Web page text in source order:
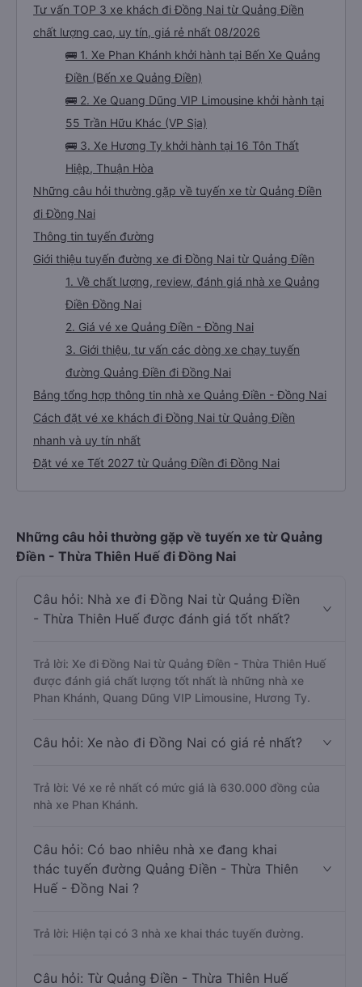
Tư vấn TOP 3 xe khách đi Đồng Nai từ Quảng Điền
chất lượng cao, uy tín, giá rẻ nhất 08/2026
🚌 1. Xe Phan Khánh khởi hành tại Bến Xe Quảng
Điền (Bến xe Quảng Điền)
🚌 2. Xe Quang Dũng VIP Limousine khởi hành tại
55 Trần Hữu Khác (VP Sịa)
🚌 3. Xe Hương Ty khởi hành tại 16 Tôn Thất
Hiệp, Thuận Hòa
Những câu hỏi thường gặp về tuyến xe từ Quảng Điền
đi Đồng Nai
Thông tin tuyến đường
Giới thiệu tuyến đường xe đi Đồng Nai từ Quảng Điền
1. Về chất lượng, review, đánh giá nhà xe Quảng
Điền Đồng Nai
2. Giá vé xe Quảng Điền - Đồng Nai
3. Giới thiệu, tư vấn các dòng xe chạy tuyến
đường Quảng Điền đi Đồng Nai
Bảng tổng hợp thông tin nhà xe Quảng Điền - Đồng Nai
Cách đặt vé xe khách đi Đồng Nai từ Quảng Điền
nhanh và uy tín nhất
Đặt vé xe Tết 2027 từ Quảng Điền đi Đồng Nai
Những câu hỏi thường gặp về tuyến xe từ Quảng
Điền - Thừa Thiên Huế đi Đồng Nai
Câu hỏi: Nhà xe đi Đồng Nai từ Quảng Điền
- Thừa Thiên Huế được đánh giá tốt nhất?
Trả lời: Xe đi Đồng Nai từ Quảng Điền - Thừa Thiên Huế
được đánh giá chất lượng tốt nhất là những nhà xe
Phan Khánh, Quang Dũng VIP Limousine, Hương Ty.
Câu hỏi: Xe nào đi Đồng Nai có giá rẻ nhất?
Trả lời: Vé xe rẻ nhất có mức giá là 630.000 đồng của
nhà xe Phan Khánh.
Câu hỏi: Có bao nhiêu nhà xe đang khai
thác tuyến đường Quảng Điền - Thừa Thiên
Huế - Đồng Nai ?
Trả lời: Hiện tại có 3 nhà xe khai thác tuyến đường.
Câu hỏi: Từ Quảng Điền - Thừa Thiên Huế